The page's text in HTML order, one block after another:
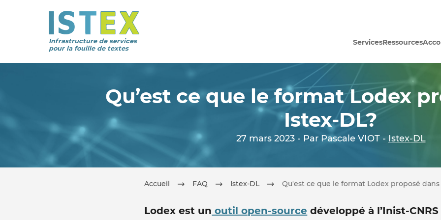
Infrastructure de services
pour la fouille de textes
ServicesRessources
Qu’est ce que le format Lodex
Istex-DL?
27 mars 2023 - Par Pascale VIOT - Istex-DL
Accueil FAQ Istex-DL Qu'est ce que le format Lodex proposé dans
Lodex est un outil open-source développé à l’Inist-